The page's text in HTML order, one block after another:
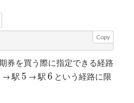
Copy
券を買う際に指定できる経路
→ 駅 5
5 → 駅 6
6 という経路に限